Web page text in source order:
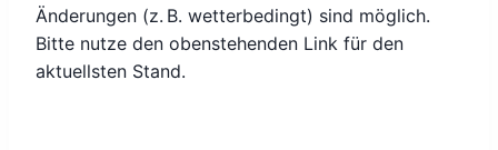
Änderungen (z. B. wetterbedingt) sind möglich.
Bitte nutze den obenstehenden Link für den
aktuellsten Stand.